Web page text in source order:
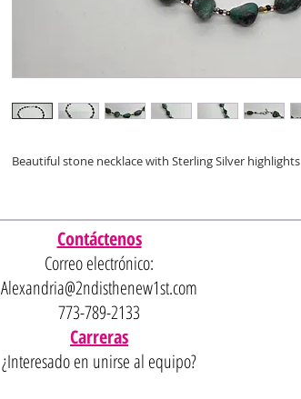
Beautiful stone necklace with Sterling Silver highlights
Contáctenos
Correo electrónico:
Alexandria@2ndisthenew1st.com
773-789-2133
Carreras
¿Interesado en unirse al equipo?